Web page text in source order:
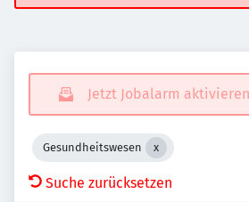
Jetzt Jobalarm
Gesundheitswesen
Suche zurücksetzen